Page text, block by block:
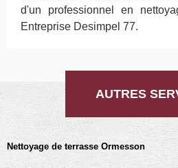
d'un professionnel en
Entreprise Desimpel 77.
AUTRES
Nettoyage de terrasse Ormesson